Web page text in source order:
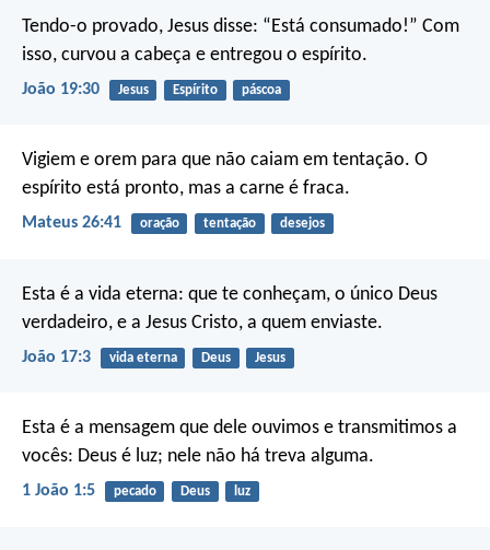
Tendo-o provado, Jesus disse: “Está consumado!” Com
isso, curvou a cabeça e entregou o espírito.
João 19:30 Jesus Espírito páscoa
Vigiem e orem para que não caiam em tentação. O
espírito está pronto, mas a carne é fraca.
Mateus 26:41 oração tentação desejos
Esta é a vida eterna: que te conheçam, o único Deus
verdadeiro, e a Jesus Cristo, a quem enviaste.
João 17:3 vida eterna Deus Jesus
Esta é a mensagem que dele ouvimos e transmitimos a
vocês: Deus é luz; nele não há treva alguma.
1 João 1:5 pecado Deus luz